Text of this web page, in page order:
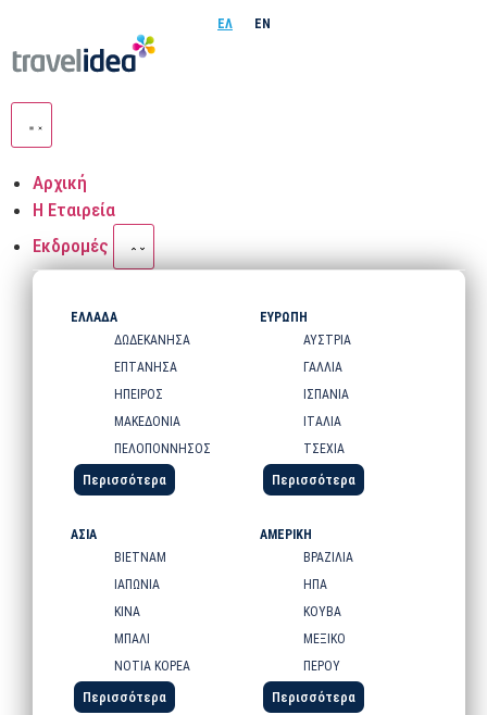
ΕΛ EN
Αρχική
Η Εταιρεία
Εκδρομές
ΕΛΛΑΔΑ
ΔΩΔΕΚΑΝΗΣΑ
ΕΠΤΑΝΗΣΑ
ΗΠΕΙΡΟΣ
ΜΑΚΕΔΟΝΙΑ
ΠΕΛΟΠΟΝΝΗΣΟΣ
Περισσότερα
ΕΥΡΩΠΗ
ΑΥΣΤΡΙΑ
ΓΑΛΛΙΑ
ΙΣΠΑΝΙΑ
ΙΤΑΛΙΑ
ΤΣΕΧΙΑ
Περισσότερα
ΑΣΙΑ
ΒΙΕΤΝΑΜ
ΙΑΠΩΝΙΑ
ΚΙΝΑ
ΜΠΑΛΙ
ΝΟΤΙΑ ΚΟΡΕΑ
Περισσότερα
ΑΜΕΡΙΚΗ
ΒΡΑΖΙΛΙΑ
ΗΠΑ
ΚΟΥΒΑ
ΜΕΞΙΚΟ
ΠΕΡΟΥ
Περισσότερα